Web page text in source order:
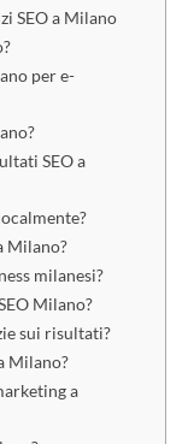
SEO a Milano
per e-
SEO a
Milano?
milanesi?
Milano?
sui risultati?
Milano?
a